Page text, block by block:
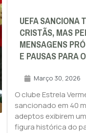
UEFA SANCIONA
CRISTÃS, MAS
MENSAGENS
E PAUSAS PARA
Março 30, 2026
O clube Estrela
sancionado em 40
adeptos exibirem
figura histórica do